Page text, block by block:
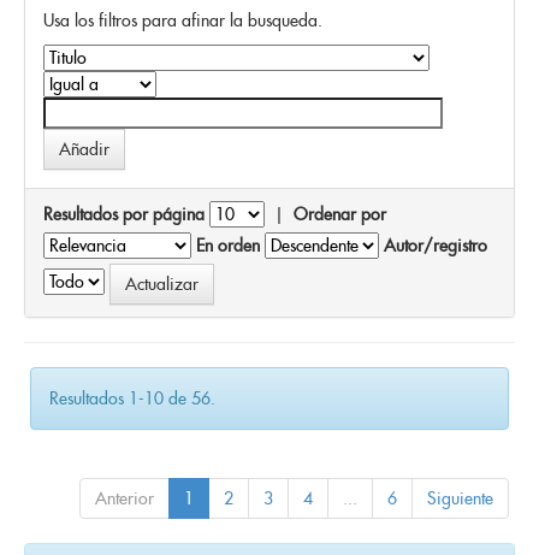
Usa los filtros para afinar la busqueda.
Resultados por página | Ordenar por
En orden
Autor/registro
Resultados 1-10 de 56.
Anterior 1 2 3 4 6 Siguiente